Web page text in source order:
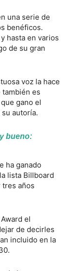
una serie de
benéficos.
hasta en varios
de su gran
voz la hace
también es
gano el
autoría.
bueno:
ha ganado
lista Billboard
años
el
de decirles
incluido en la